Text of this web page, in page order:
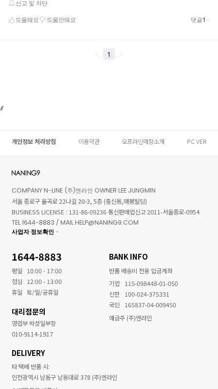
//
개인정보 처리방침 이용약관 오프라인매장소개 PC VER
COMPANY N-LINE (주)엔라인 OWNER LEE JUNGMIN
서울 종로구 율곡로 22나길 20-3, 5층 (충신동,매봉빌딩)
BUSINESS LICENSE : 131-86-09236 통신판매업신고 2011-서울종로-0954
TEL 1644-8883 / MAIL HELP@NANING9.COM
사업자 정보확인
1644-8883
평일
10:00 - 17:00
점심
12:00 - 13:00
휴일 토/일/공휴일
대리점문의
영업부 박성일부장
010-9114-1917
BANK INFO
반품 배송비 전용 입금계좌
기업
115-098448-01-050
신한
100-024-375331
국민
165837-04-009450
예금주 (주)엔라인
DELIVERY
타 택배 반품 시:
인천광역시 남동구 남동대로 378 (주)엔라인